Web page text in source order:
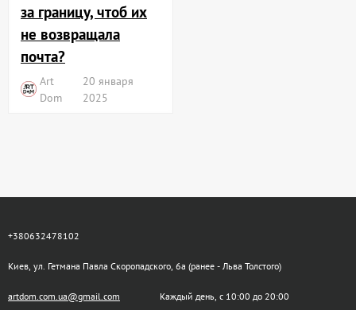
за границу, чтоб их
не возвращала
почта?
Art
Dom
20 января
2025
+380632478102
Киев, ул. Гетмана Павла Скоропадского, 6а (ранее - Льва Толстого)
artdom.com.ua@gmail.com Каждый день, с 10:00 до 20:00